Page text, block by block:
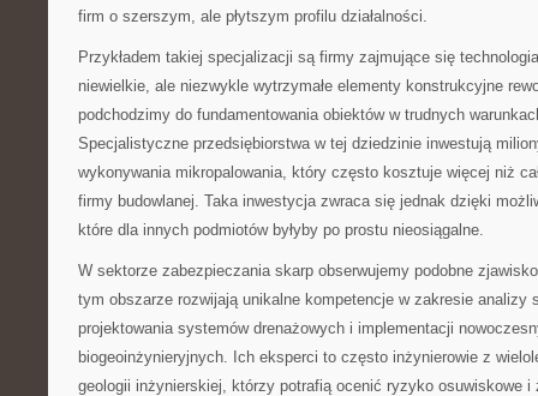
firm o szerszym, ale płytszym profilu działalności.
Przykładem takiej specjalizacji są firmy zajmujące się
niewielkie, ale niezwykle wytrzymałe elementy konstrukcyjne
podchodzimy do fundamentowania obiektów w trudnych
Specjalistyczne przedsiębiorstwa w tej dziedzinie inwestują
wykonywania mikropalowania, który często kosztuje więcej niż
firmy budowlanej. Taka inwestycja zwraca się jednak dzięki
które dla innych podmiotów byłyby po prostu nieosiągalne.
W sektorze zabezpieczania skarp obserwujemy podobne
tym obszarze rozwijają unikalne kompetencje w zakresie analizy
projektowania systemów drenażowych i implementacji
biogeoinżynieryjnych. Ich eksperci to często inżynierowie z
geologii inżynierskiej, którzy potrafią ocenić ryzyko osuwiskowe i